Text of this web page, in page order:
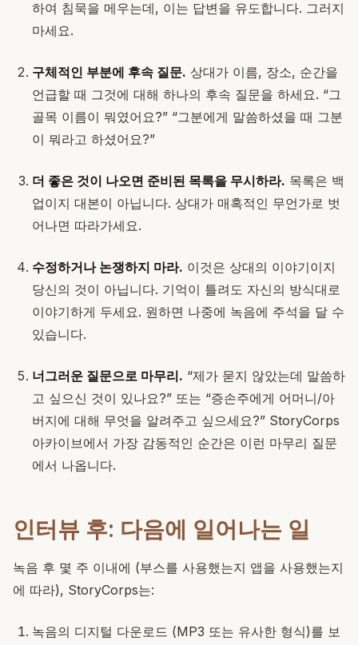
하여 침묵을 메우는데, 이는 답변을 유도합니다. 그러지
마세요.
구체적인 부분에 후속 질문. 상대가 이름, 장소, 순간을
언급할 때 그것에 대해 하나의 후속 질문을 하세요. “그
골목 이름이 뭐였어요?” “그분에게 말씀하셨을 때 그분
이 뭐라고 하셨어요?”
더 좋은 것이 나오면 준비된 목록을 무시하라. 목록은 백
업이지 대본이 아닙니다. 상대가 매혹적인 무언가로 벗
어나면 따라가세요.
수정하거나 논쟁하지 마라. 이것은 상대의 이야기이지
당신의 것이 아닙니다. 기억이 틀려도 자신의 방식대로
이야기하게 두세요. 원하면 나중에 녹음에 주석을 달 수
있습니다.
너그러운 질문으로 마무리. “제가 묻지 않았는데 말씀하
고 싶으신 것이 있나요?” 또는 “증손주에게 어머니/아
버지에 대해 무엇을 알려주고 싶으세요?” StoryCorps
아카이브에서 가장 감동적인 순간은 이런 마무리 질문
에서 나옵니다.
인터뷰 후: 다음에 일어나는 일
녹음 후 몇 주 이내에 (부스를 사용했는지 앱을 사용했는지
에 따라), StoryCorps는:
녹음의 디지털 다운로드 (MP3 또는 유사한 형식)를 보